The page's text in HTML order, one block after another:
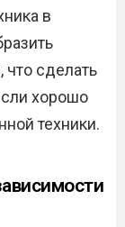
в
что сделать
хорошо
техники.